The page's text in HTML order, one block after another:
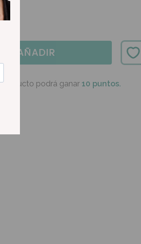
AÑADIR
podrá ganar 10 puntos.